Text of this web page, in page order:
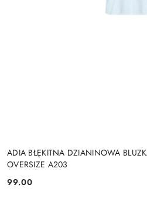
ADIA BŁĘKITNA DZIANINOWA
OVERSIZE A203
Cena:
99.00